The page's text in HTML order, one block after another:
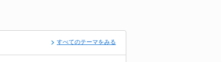
すべてのテーマをみる